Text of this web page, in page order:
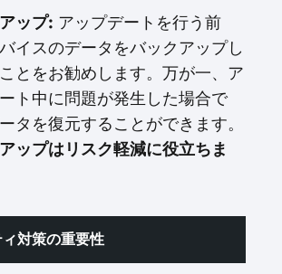
ップ: アップデートを行う前
イスのデータをバックアップし
とをお勧めします。万が一、ア
ト中に問題が発生した場合で
タを復元することができます。
ップはリスク軽減に役立ちま
対策の重要性